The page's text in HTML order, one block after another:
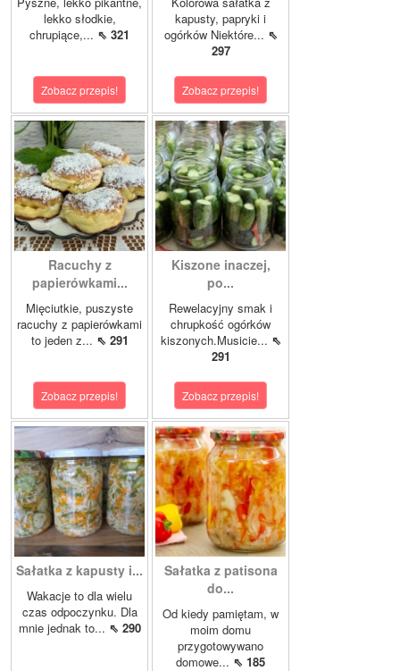
lekko słodkie,
chrupiące,... ⇖ 321
Zobacz przepis!
kapusty, papryki i
ogórków Niektóre... ⇖
297
Zobacz przepis!
Racuchy z
papierówkami...
Mięciutkie, puszyste
racuchy z papierówkami
to jeden z... ⇖ 291
Zobacz przepis!
Kiszone inaczej,
po...
Rewelacyjny smak i
chrupkość ogórków
kiszonych.Musicie... ⇖
291
Zobacz przepis!
Sałatka z kapusty i...
Wakacje to dla wielu
czas odpoczynku. Dla
mnie jednak to... ⇖ 290
Sałatka z patisona
do...
Od kiedy pamiętam, w
moim domu
przygotowywano
domowe... ⇖ 185